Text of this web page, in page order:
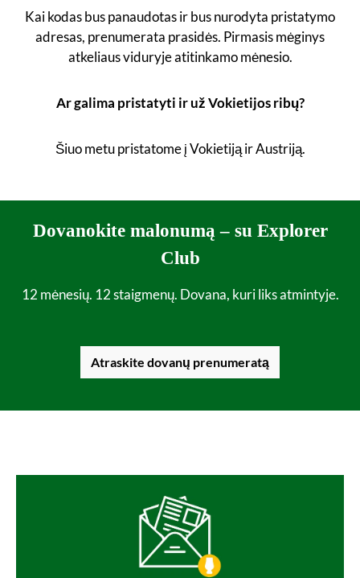
Kai kodas bus panaudotas ir bus nurodyta pristatymo
adresas, prenumerata prasidės. Pirmasis mėginys
atkeliaus viduryje atitinkamo mėnesio.
Ar galima pristatyti ir už Vokietijos ribų?
Šiuo metu pristatome į Vokietiją ir Austriją.
Dovanokite malonumą – su Explorer
Club
12 mėnesių. 12 staigmenų. Dovana, kuri liks atmintyje.
Atraskite dovanų prenumeratą